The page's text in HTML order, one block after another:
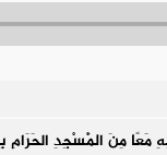
مَعًا مِنَ الْمَسْجِدِ